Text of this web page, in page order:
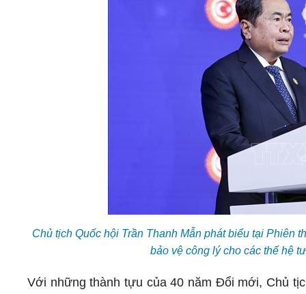
Chủ tịch Quốc hội Trần Thanh Mẫn phát biểu tại Phiên
bảo vệ công lý cho các thế hệ
Với những thành tựu của 40 năm Đổi mới, Chủ